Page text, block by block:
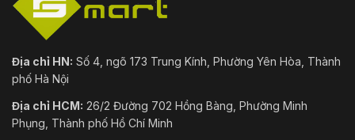
Địa chỉ HN: Số 4, ngõ 173 Trung Kính, Phường Yên Hòa, Thành
phố Hà Nội
Địa chỉ HCM: 26/2 Đường 702 Hồng Bàng, Phường Minh
Phụng, Thành phố Hồ Chí Minh